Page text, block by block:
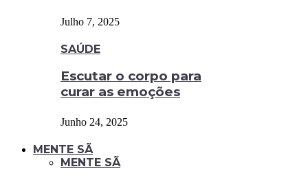
Julho 7, 2025
SAÚDE
Escutar o corpo para
curar as emoções
Junho 24, 2025
MENTE SÃ
MENTE SÃ